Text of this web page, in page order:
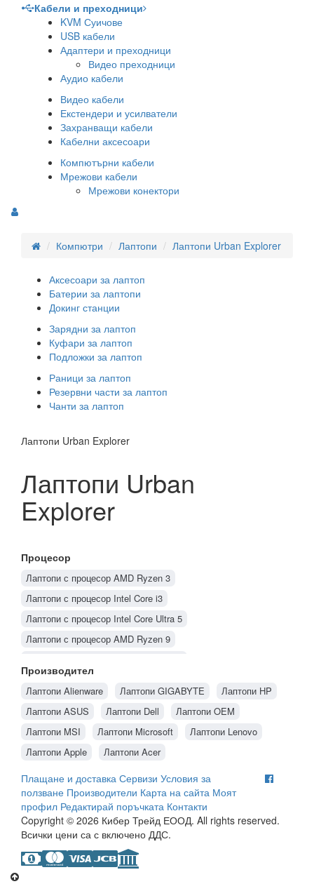
Кабели и преходници
KVM Суичове
USB кабели
Адаптери и преходници
Видео преходници
Аудио кабели
Видео кабели
Екстендери и усилватели
Захранващи кабели
Кабелни аксесоари
Компютърни кабели
Мрежови кабели
Мрежови конектори
Компютри Лаптопи Лаптопи Urban Explorer
Аксесоари за лаптоп
Батерии за лаптопи
Докинг станции
Зарядни за лаптоп
Куфари за лаптоп
Подложки за лаптоп
Раници за лаптоп
Резервни части за лаптоп
Чанти за лаптоп
Лаптопи Urban Explorer
Лаптопи Urban
Explorer
Процесор
Лаптопи с процесор AMD Ryzen 3
Лаптопи с процесор Intel Core i3
Лаптопи с процесор Intel Core Ultra 5
Лаптопи с процесор AMD Ryzen 9
Лаптопи с процесор Intel Core Ultra 9
Лаптопи с процесор AMD Ryzen 7
Лаптопи с процесор Intel Core i9
Производител
Лаптопи Alienware Лаптопи GIGABYTE
Лаптопи HP
Лаптопи ASUS
Лаптопи Dell
Лаптопи OEM
Лаптопи MSI
Лаптопи Microsoft
Лаптопи Lenovo
Лаптопи Apple
Лаптопи Acer
Плащане и доставка Сервизи Условия за
ползване Производители Карта на сайта Моят
профил Редактирай поръчката Контакти
Copyright © 2026 Кибер Трейд ЕООД. All rights reserved.
Всички цени са с включено ДДС.